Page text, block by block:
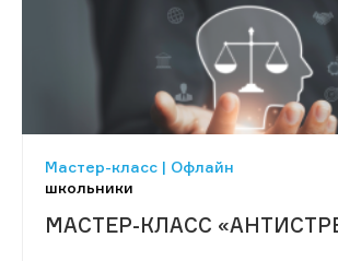
Мастер-класс | Офлайн
школьники
МАСТЕР-КЛАСС